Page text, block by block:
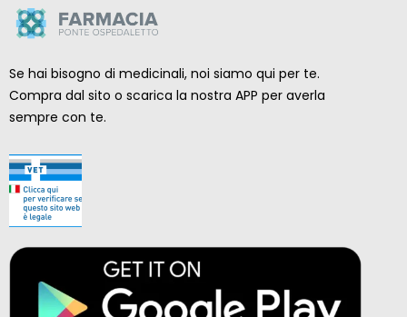
Se hai bisogno di medicinali, noi siamo qui per te.
Compra dal sito o scarica la nostra APP per averla
sempre con te.